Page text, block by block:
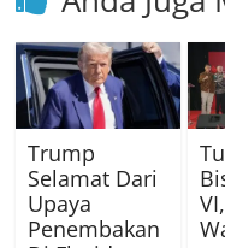
Trump
Selamat Dari
Upaya
Penembakan
VI,